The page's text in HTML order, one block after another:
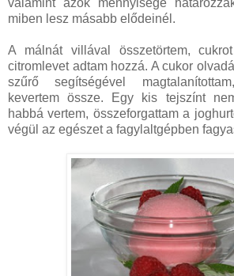
valamint azok mennyisége
miben lesz másabb elődeinél.
A málnát villával összetörtem,
citromlevet adtam hozzá. A cukor
szűrő segítségével
kevertem össze. Egy kis tejszínt
habbá vertem, összeforgattam a
végül az egészet a fagylaltgépben